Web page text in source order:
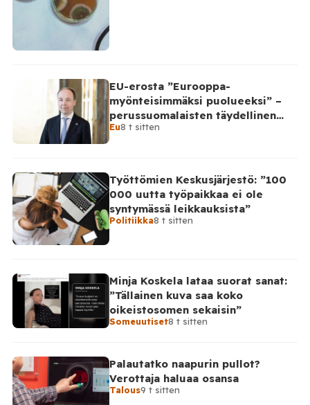
EU-erosta ”Eurooppa-
myönteisimmäksi puolueeksi” –
perussuomalaisten täydellinen
takinkääntö
Eu8 t sitten
Työttömien Keskusjärjestö: ”100
000 uutta työpaikkaa ei ole
syntymässä leikkauksista”
Politiikka8 t sitten
Minja Koskela lataa suorat sanat:
”Tällainen kuva saa koko
oikeistosomen sekaisin”
Someuutiset8 t sitten
Palautatko naapurin pullot?
Verottaja haluaa osansa
Talous9 t sitten